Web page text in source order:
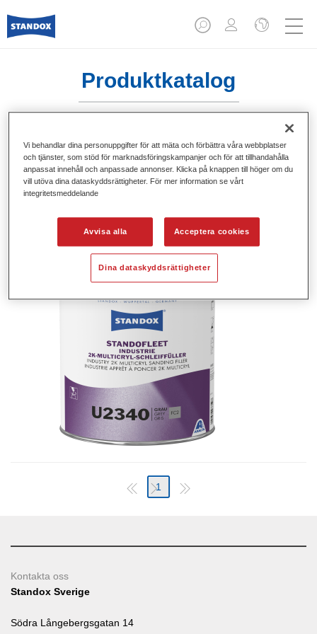
Produktkatalog
Standofleet Industry 2K Multicryl
Grey U2340
Artikelnummer
Produktnummer 4024669933598
Mer information
1
Kontakta oss
Standox Sverige
Södra Långebergsgatan 14
Vi behandlar dina personuppgifter för att mäta och förbättra våra webbplatser
och tjänster, som stöd för marknadsföringskampanjer och för att tillhandahålla
anpassat innehåll och anpassade annonser. Klicka på knappen till höger om du
vill utöva dina dataskyddsrättigheter. För mer information se vårt
integritetsmeddelande
Avvisa alla Acceptera cookies
Dina dataskyddsrättigheter